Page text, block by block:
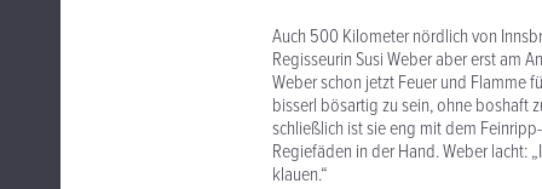
Auch 500 Kilometer nördlich von
Regisseurin Susi Weber aber erst am
Weber schon jetzt Feuer und Flamme
bisserl bösartig zu sein, ohne boshaft
schließlich ist sie eng mit dem
Regiefäden in der Hand. Weber lacht:
klauen.“